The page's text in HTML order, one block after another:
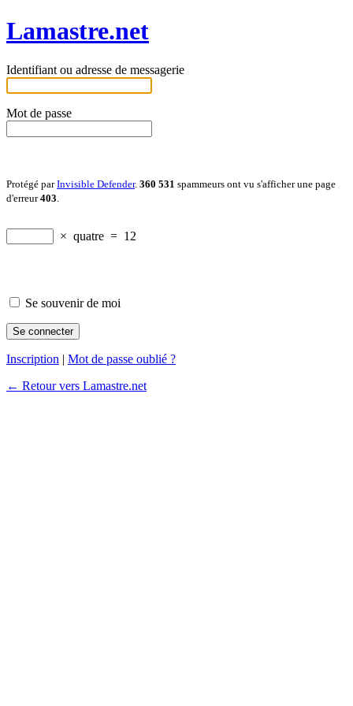
Lamastre.net
Identifiant ou adresse de messagerie
Mot de passe
Protégé parInvisible Defender. 360 531 spammeurs ont vu s'afficher une page
d'erreur403
× quatre = 12
Se souvenir de moi
Inscription | Mot de passe oublié ?
← Retour vers Lamastre.net